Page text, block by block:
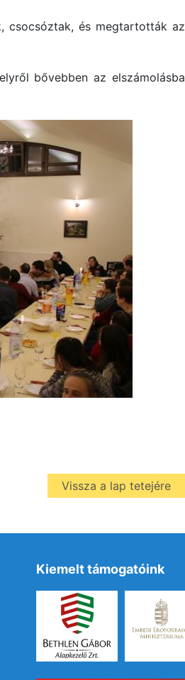
csocsóztak, és megtartották az
bővebben az elszámolásba
Vissza a lap tetejére
Kiemelt támogatóink